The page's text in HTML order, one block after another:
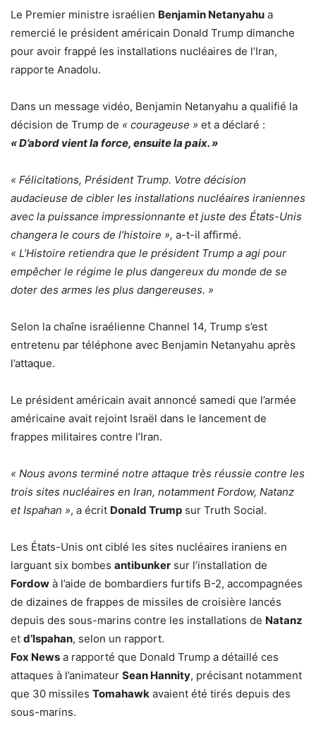
Le Premier ministre israélien Benjamin Netanyahu a
remercié le président américain Donald Trump dimanche
pour avoir frappé les installations nucléaires de l’Iran,
rapporte Anadolu.
Dans un message vidéo, Benjamin Netanyahu a qualifié la
décision de Trump de « courageuse » et a déclaré :
« D’abord vient la force, ensuite la paix. »
« Félicitations, Président Trump. Votre décision
audacieuse de cibler les installations nucléaires iraniennes
avec la puissance impressionnante et juste des États-Unis
changera le cours de l’histoire », a-t-il affirmé.
« L’Histoire retiendra que le président Trump a agi pour
empêcher le régime le plus dangereux du monde de se
doter des armes les plus dangereuses. »
Selon la chaîne israélienne Channel 14, Trump s’est
entretenu par téléphone avec Benjamin Netanyahu après
l’attaque.
Le président américain avait annoncé samedi que l’armée
américaine avait rejoint Israël dans le lancement de
frappes militaires contre l’Iran.
« Nous avons terminé notre attaque très réussie contre les
trois sites nucléaires en Iran, notamment Fordow, Natanz
et Ispahan », a écrit Donald Trump sur Truth Social.
Les États-Unis ont ciblé les sites nucléaires iraniens en
larguant six bombes antibunker sur l’installation de
Fordow à l’aide de bombardiers furtifs B-2, accompagnées
de dizaines de frappes de missiles de croisière lancés
depuis des sous-marins contre les installations de Natanz
et d’Ispahan, selon un rapport.
Fox News a rapporté que Donald Trump a détaillé ces
attaques à l’animateur Sean Hannity, précisant notamment
que 30 missiles Tomahawk avaient été tirés depuis des
sous-marins.